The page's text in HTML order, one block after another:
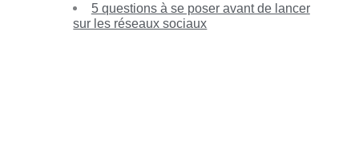
5 questions à se poser avant de lancer
sur les réseaux sociaux